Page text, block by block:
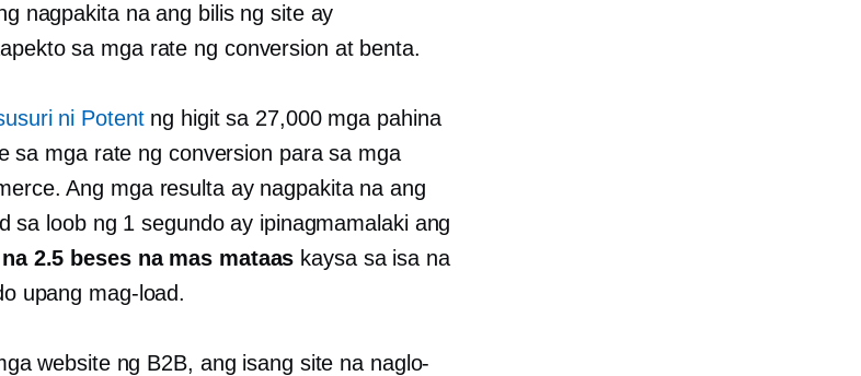
nagpakita na ang bilis ng site ay
sa mga rate ng conversion at benta.
ni Potentng higit sa 27,000 mga pahina
sa mga rate ng conversion para sa mga
Ang mga resulta ay nagpakita na ang
sa loob ng 1 segundo ay ipinagmamalaki ang
2.5 beses na mas mataas kaysa sa isa na
upang mag-load.
website ng B2B, ang isang site na naglo-